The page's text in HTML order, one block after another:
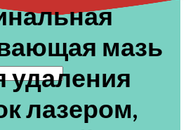
мазь
удаления
лазером,